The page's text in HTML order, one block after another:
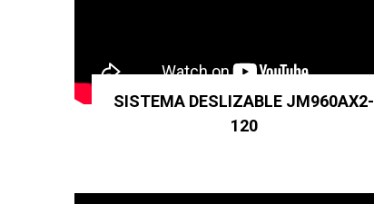
SISTEMA DESLIZABLE JM960AX2-
120